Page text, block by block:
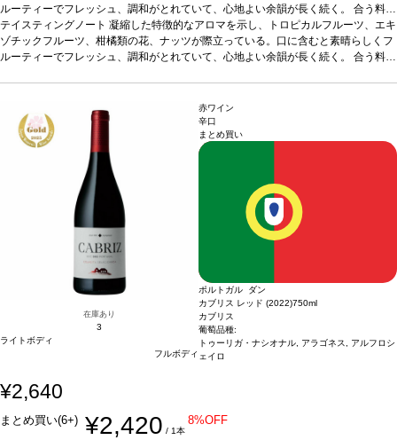
ルーティーでフレッシュ、調和がとれていて、心地よい余韻が長く続く。 合う料理
アペタイザーとして、また地中海料理、中華、インド料理などと好相性葡萄品種
エンクルザード 40%、ビカル 20%、マルヴァジア・フィナ 20%、セルシアル・ブ
ランコ 20%*本ヴィンテージが在庫切れの場合、在庫があり価格が同様の場合は自
テイスティングノート 凝縮した特徴的なアロマを示し、トロピカルフルーツ、エキ
ゾチックフルーツ、柑橘類の花、ナッツが際立っている。口に含むと素晴らしくフ
ルーティーでフレッシュ、調和がとれていて、心地よい余韻が長く続く。 合う料理
*本ヴィンテージが在庫切れの場合、在庫があり価格が同様の場合は自
動的に次のヴィンテージに変更されます、ご了承ください。
在庫あり
3
ライトボディ
フルボディ
赤ワイン
辛口
まとめ買い
ポルトガル ダン
カブリス レッド (2022)750ml
カブリス
葡萄品種:
トゥーリガ・ナシオナル, アラゴネス, アルフロシ
ェイロ
¥2,640
まとめ買い(6+) ¥2,420 / 1本
8%OFF